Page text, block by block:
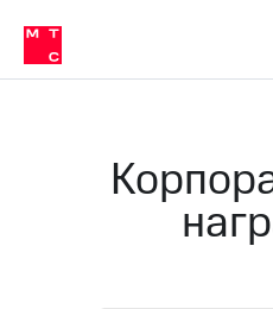
Медиа-центр
и акционерам
Устойчивое развитие
Комплаенс и деловая этика
компании
Карьера
в МТС
в МТС